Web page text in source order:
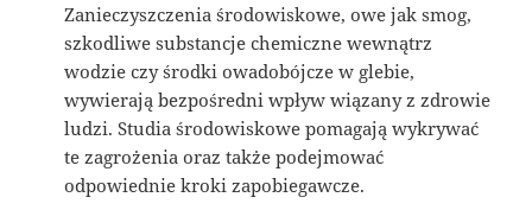
Zanieczyszczenia środowiskowe, owe jak smog,
szkodliwe substancje chemiczne wewnątrz
wodzie czy środki owadobójcze w glebie,
wywierają bezpośredni wpływ wiązany z zdrowie
ludzi. Studia środowiskowe pomagają wykrywać
te zagrożenia oraz także podejmować
odpowiednie kroki zapobiegawcze.